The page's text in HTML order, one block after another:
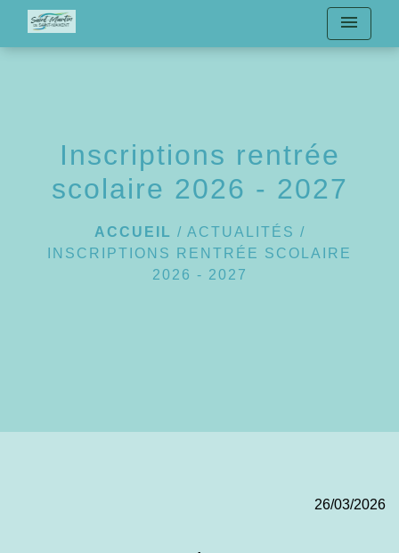
menu
Inscriptions rentrée
scolaire 2026 - 2027
ACCUEIL / ACTUALITÉS /
INSCRIPTIONS RENTRÉE SCOLAIRE
2026 - 2027
26/03/2026